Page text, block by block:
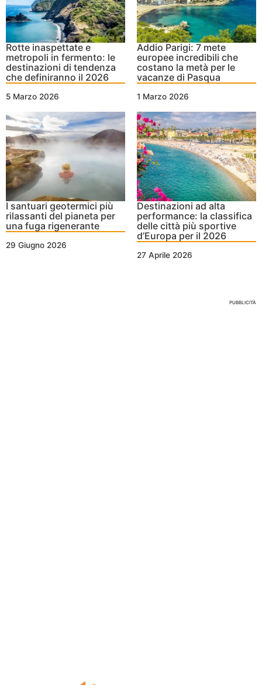
Rotte inaspettate e
metropoli in fermento: le
destinazioni di tendenza
che definiranno il 2026
5 Marzo 2026
Addio Parigi: 7 mete
europee incredibili che
costano la metà per le
vacanze di Pasqua
1 Marzo 2026
I santuari geotermici più
rilassanti del pianeta per
una fuga rigenerante
29 Giugno 2026
Destinazioni ad alta
performance: la classifica
delle città più sportive
d’Europa per il 2026
27 Aprile 2026
PUBBLICITÀ